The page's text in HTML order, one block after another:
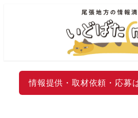
情報提供・取材依頼・応募